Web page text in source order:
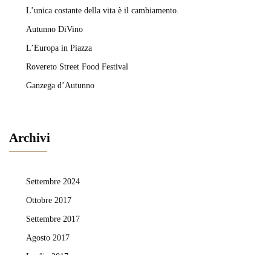
L’unica costante della vita è il cambiamento.
Autunno DiVino
L’Europa in Piazza
Rovereto Street Food Festival
Ganzega d’Autunno
Archivi
Settembre 2024
Ottobre 2017
Settembre 2017
Agosto 2017